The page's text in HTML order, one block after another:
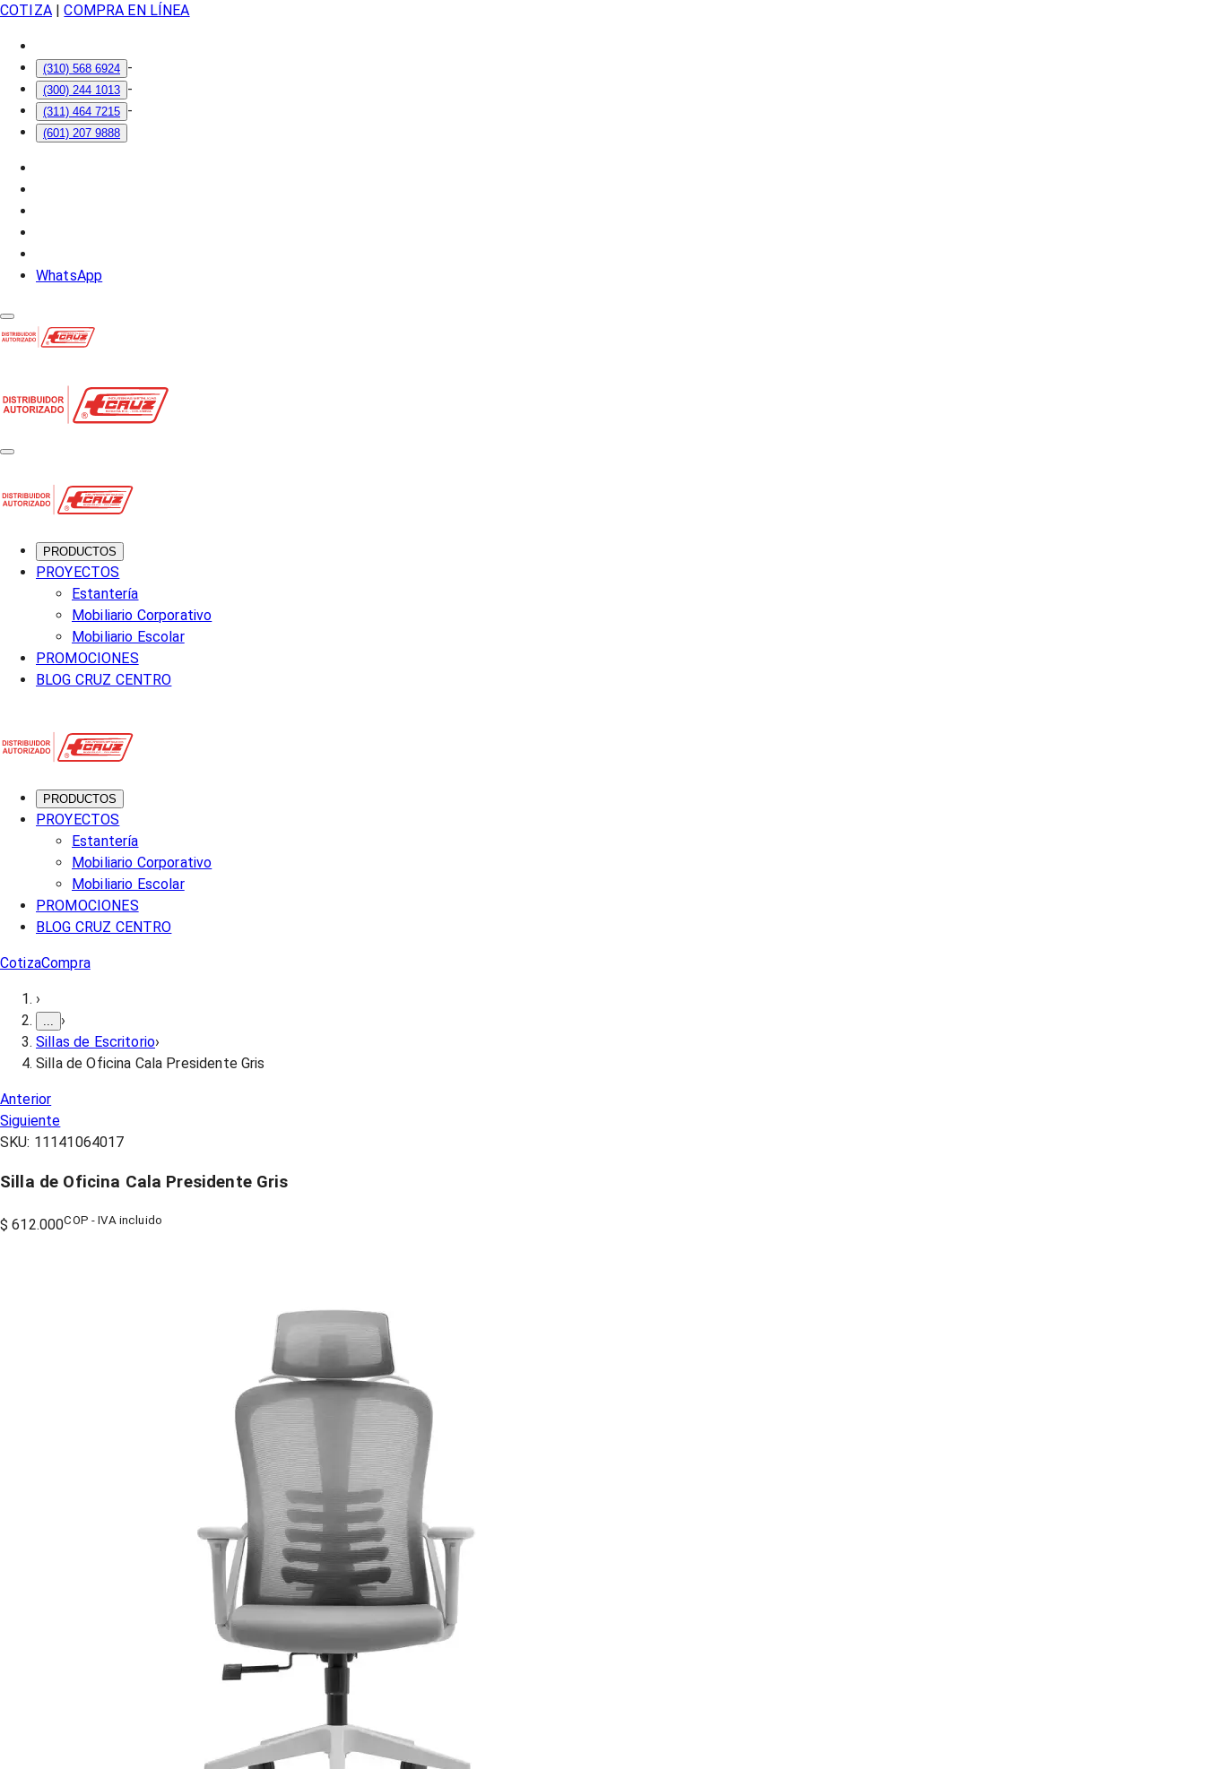
COTIZA| COMPRA EN LÍNEA
(310) 568 6924 -
(300) 244 1013 -
(311) 464 7215 -
(601) 207 9888
WhatsApp
PRODUCTOS
PROYECTOS
Estantería
Mobiliario Corporativo
Mobiliario Escolar
PROMOCIONES
BLOG CRUZ CENTRO
PRODUCTOS
PROYECTOS
Estantería
Mobiliario Corporativo
Mobiliario Escolar
PROMOCIONES
BLOG CRUZ CENTRO
CotizaCompra
›
›
Sillas de Escritorio›
Silla de Oficina Cala Presidente Gris
Anterior
Siguiente
SKU: 11141064017
Silla de Oficina Cala Presidente Gris
$ 612.000COP - IVA incluido